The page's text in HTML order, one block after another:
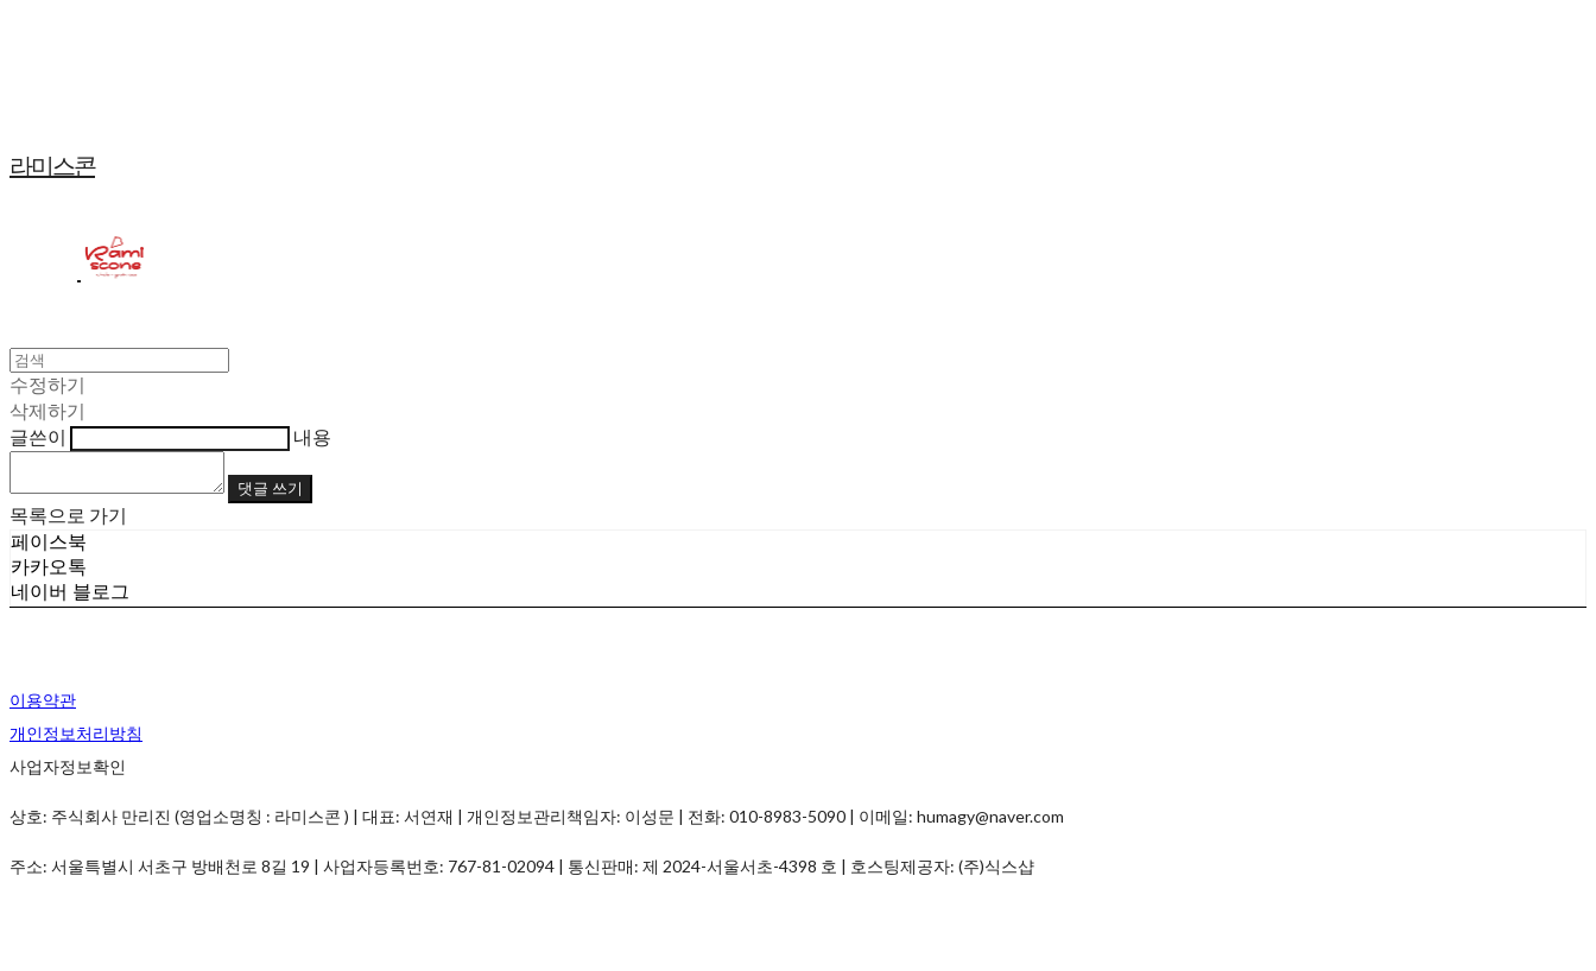
라미스콘
수정하기
삭제하기
글쓴이
내용
댓글 쓰기
목록으로 가기
페이스북
카카오톡
네이버 블로그
이용약관
개인정보처리방침
사업자정보확인
상호: 주식회사 만리진 (영업소명칭 : 라미스콘 ) | 대표: 서연재 | 개인정보관리책임자: 이성문 | 전화: 010-8983-5090 | 이메일: humagy@naver.com
주소: 서울특별시 서초구 방배천로 8길 19 | 사업자등록번호: 767-81-02094 | 통신판매: 제 2024-서울서초-4398 호 | 호스팅제공자: (주)식스샵